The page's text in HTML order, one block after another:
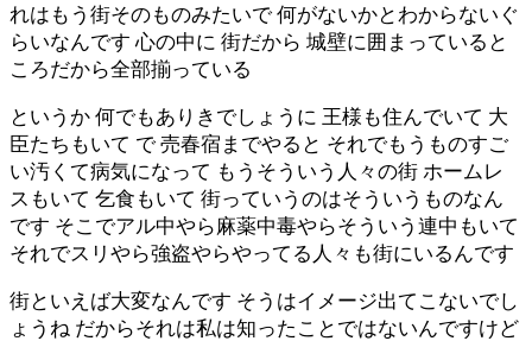
れはもう街そのものみたいで 何がないかとわからないぐ
らいなんです 心の中に 街だから 城壁に囲まっていると
ころだから全部揃っている
というか 何でもありきでしょうに 王様も住んでいて 大
臣たちもいて で 売春宿までやると それでもうものすご
い汚くて病気になって もうそういう人々の街 ホームレ
スもいて 乞食もいて 街っていうのはそういうものなん
です そこでアル中やら麻薬中毒やらそういう連中もいて
それでスリやら強盗やらやってる人々も街にいるんです
街といえば大変なんです そうはイメージ出てこないでし
ょうね だからそれは私は知ったことではないんですけど